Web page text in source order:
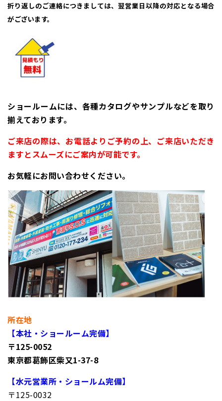
折り返しのご連絡につきましては、翌営業日以降の対応となる場合
がございます。
ショールームには、各種カタログやサンプルなどを取り
揃えております。
ご来店の際は、お電話よりご予約の上、ご来店いただき
ますとスムーズにご案内が可能です。
お気軽にお問い合わせください。
所在地
【本社・ショールーム完備】
〒125-0052
東京都葛飾区柴又1-37-8
【水元営業所・ショールム完備】
〒125-0032